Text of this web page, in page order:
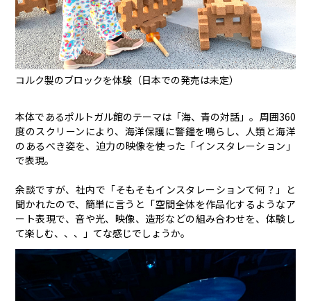
コルク製のブロックを体験（日本での発売は未定）
本体であるポルトガル館のテーマは「海、青の対話」。周囲360
度のスクリーンにより、海洋保護に警鐘を鳴らし、人類と海洋
のあるべき姿を、迫力の映像を使った「インスタレーション」
で表現。
余談ですが、社内で「そもそもインスタレーションて何？」と
聞かれたので、簡単に言うと「空間全体を作品化するようなア
ート表現で、音や光、映像、造形などの組み合わせを、体験し
て楽しむ、、、」てな感じでしょうか。